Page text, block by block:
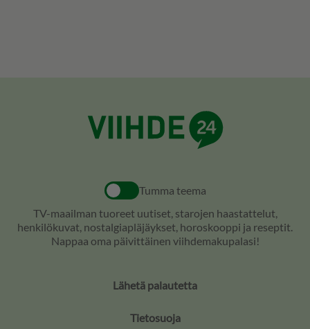
Tumma teema
TV-maailman tuoreet uutiset, starojen haastattelut,
henkilökuvat, nostalgiapläjäykset, horoskooppi ja reseptit.
Nappaa oma päivittäinen viihdemakupalasi!
Lähetä palautetta
Tietosuoja